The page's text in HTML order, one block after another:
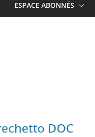
ESPACE ABONNÉS
DOC